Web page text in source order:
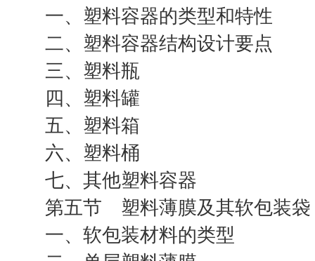
一、塑料容器的类型和特性
二、塑料容器结构设计要点
三、塑料瓶
四、塑料罐
五、塑料箱
六、塑料桶
七、其他塑料容器
第五节 塑料薄膜及其软包装袋
一、软包装材料的类型